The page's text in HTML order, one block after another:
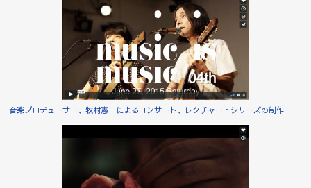
音楽プロデューサー、牧村憲一によるコンサート、レクチャー・シリーズの制作